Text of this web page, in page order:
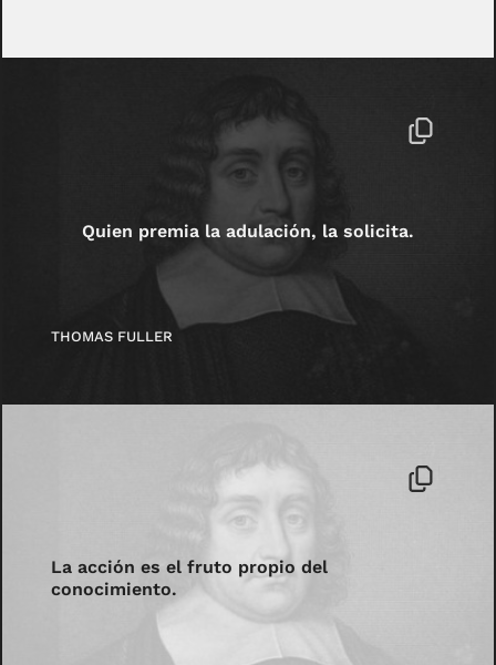
Quien premia la adulación, la solicita.
THOMAS FULLER
La acción es el fruto propio del
conocimiento.